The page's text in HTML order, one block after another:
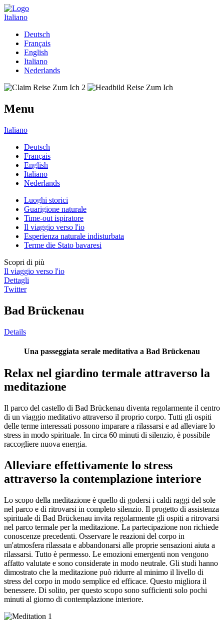
Italiano
Deutsch
Français
English
Italiano
Nederlands
Menu
Italiano
Deutsch
Français
English
Italiano
Nederlands
Luoghi storici
Guarigione naturale
Time-out ispiratore
Il viaggio verso l'io
Esperienza naturale indisturbata
Terme die Stato bavaresi
Scopri di più
Il viaggio verso l'io
Dettagli
Twitter
Bad Brückenau
Details
Una passeggiata serale meditativa a Bad Brückenau
Relax nel giardino termale attraverso la
meditazione
Il parco del castello di Bad Brückenau diventa regolarmente il centro
di un viaggio meditativo attraverso il proprio corpo. Tutti gli ospiti
delle terme interessati possono imparare a rilassarsi e ad alleviare lo
stress in modo spirituale. In circa 60 minuti di silenzio, è possibile
raccogliere nuova energia.
Alleviare effettivamente lo stress
attraverso la contemplazione interiore
Lo scopo della meditazione è quello di godersi i caldi raggi del sole
nel parco e di ritrovarsi in completo silenzio. Il progetto di assistenza
spirituale di Bad Brückenau invita regolarmente gli ospiti a ritrovarsi
nel parco termale per la meditazione. La partecipazione non richiede
conoscenze precedenti. Osservare le reazioni del corpo in
un'atmosfera rilassata e abbandonarsi alle proprie sensazioni aiuta a
rilassarsi. Tutto è permesso. Le emozioni emergenti non vengono
affatto valutate e sono considerate in modo neutrale. Gli studi hanno
dimostrato che la meditazione può ridurre al minimo il livello di
stress del corpo in modo semplice ed efficace. Questo migliora il
benessere. Di solito, per questo scopo sono sufficienti solo pochi
minuti al giorno di contemplazione interiore.